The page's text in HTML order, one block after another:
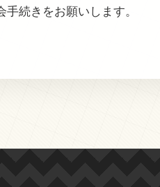
続きをお願いします。